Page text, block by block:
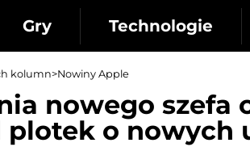
Gry Technologie
kolumn>Nowiny Apple
nowego szefa
plotek o nowych